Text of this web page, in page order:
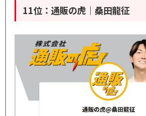
11位：通販の虎｜桑田龍征